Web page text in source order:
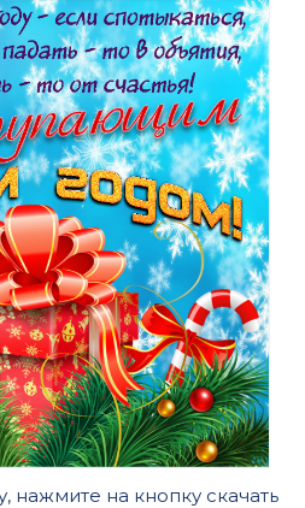
нажмите на кнопку скачать